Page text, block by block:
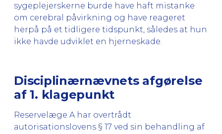
sygeplejerskerne burde have haft mistanke
om cerebral påvirkning og have reageret
herpå på et tidligere tidspunkt, således at hun
ikke havde udviklet en hjerneskade.
Disciplinærnævnets afgørelse
af 1. klagepunkt
Reservelæge A har overtrådt
autorisationslovens § 17 ved sin behandling af